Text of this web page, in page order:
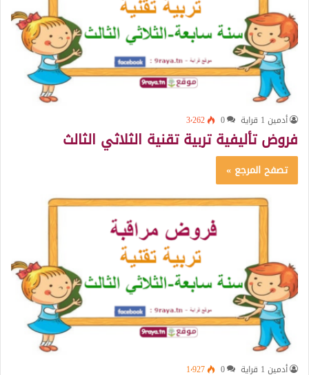
أدمين 1 قراية 0 3٬262
فروض تأليفية تربية تقنية الثلاثي الثالث
تصفح المرجع »
أدمين 1 قراية 0 1٬927